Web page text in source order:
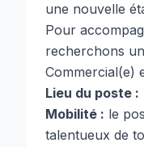
une nouvelle
Pour
recherchons
Commercial(e)
Lieu du poste :
Mobilité : le
talentueux de